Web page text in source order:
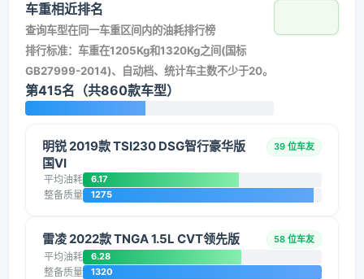
车重相近排名
查询车型在同一车重区间内的油耗排行榜
排行标准：车重在1205Kg和1320Kg之间(国标
GB27999-2014)、自动档、统计车主数不少于20。
第415名（共860款车型）
明锐 2019款 TSI230 DSG智行豪华版
国VI
39 位车友
平均油耗 6.17
整备质量 1275
雷凌 2022款 TNGA 1.5L CVT领先版 58 位车友
平均油耗 6.28
整备质量 1320